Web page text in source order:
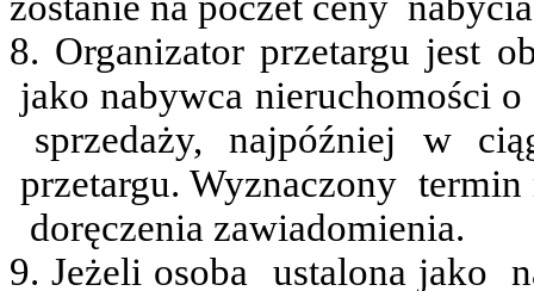
8. Organizator przetargu jest
jako nabywca nieruchomości o
sprzedaży,
najpóźniej w
przetargu.Wyznaczony termin
doręczenia zawiadomienia.
9. Jeżeli osoba ustalona jako